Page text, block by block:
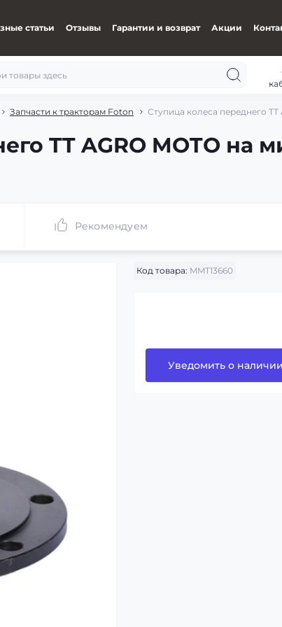
статьи Отзывы Гарантии и возврат Акции
Запчасти к тракторам Foton Ступица колеса переднего
TT AGRO MOTO на
Рекомендуем
Код товара: MMT13660
Уведомить о